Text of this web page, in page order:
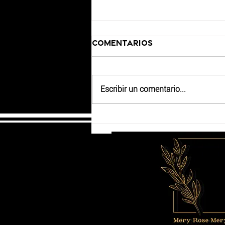
Chef Privado en
Comentarios
Escribir un comentario...